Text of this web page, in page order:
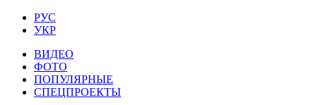
РУС
УКР
ВИДЕО
ФОТО
ПОПУЛЯРНЫЕ
СПЕЦПРОЕКТЫ